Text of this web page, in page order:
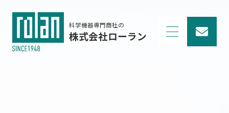
科学機器専門商社の
株式会社ローラン